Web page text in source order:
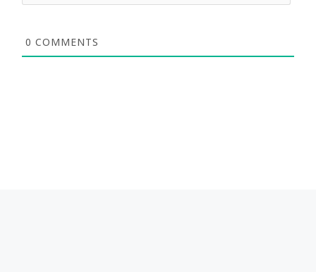
0 COMMENTS